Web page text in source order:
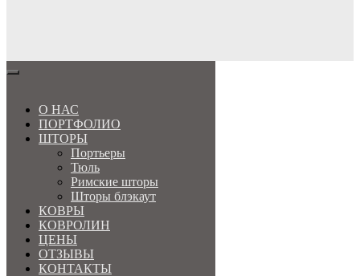
О НАС
ПОРТФОЛИО
ШТОРЫ
Портьеры
Тюль
Римские шторы
Шторы блэкаут
КОВРЫ
КОВРОЛИН
ЦЕНЫ
ОТЗЫВЫ
КОНТАКТЫ